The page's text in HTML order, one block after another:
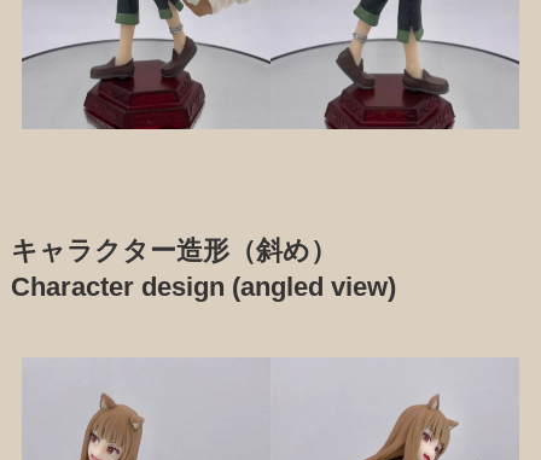
キャラクター造形（斜め）
Character design (angled view)